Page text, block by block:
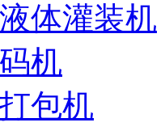
体灌装机
机
包机